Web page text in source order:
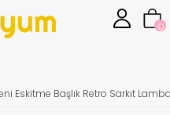
0
Eskitme Başlık Retro Sarkıt